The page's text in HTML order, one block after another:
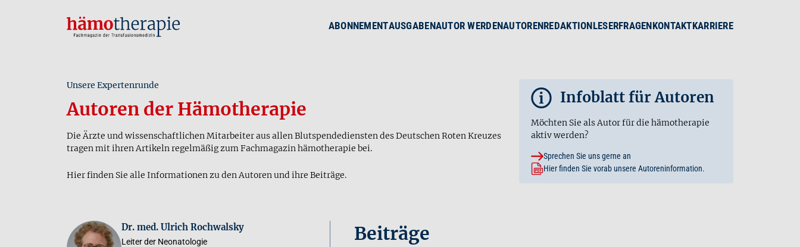
ABONNEMENTAUSGABENAUTOR WERDENAUTORENREDAKTIONLESERFRAGENKONTAKTKARRIERE
Unsere Expertenrunde
Autoren der Hämotherapie
Die Ärzte und wissenschaftlichen Mitarbeiter aus allen Blutspendediensten des Deutschen Roten Kreuzes
tragen mit ihren Artikeln regelmäßig zum Fachmagazin hämotherapie bei.
Hier finden Sie alle Informationen zu den Autoren und ihre Beiträge.
i Infoblatt für Autoren
Möchten Sie als Autor für die hämotherapie
aktiv werden?
Sprechen Sie uns gerne an
Hier finden Sie vorab unsere Autoreninformation.
Dr. med. Ulrich Rochwalsky
Leiter der Neonatologie
Beiträge